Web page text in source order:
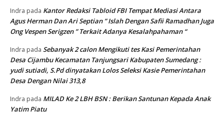
Indra pada Kantor Redaksi Tabloid FBI Tempat Mediasi Antara
Agus Herman Dan Ari Septian ” Islah Dengan Safii Ramadhan Juga
Ong Vespen Serigzen ” Terkait Adanya Kesalahpahaman “
Indra pada Sebanyak 2 calon Mengikuti tes Kasi Pemerintahan
Desa Cijambu Kecamatan Tanjungsari Kabupaten Sumedang :
yudi sutiadi, S.Pd dinyatakan Lolos Seleksi Kasie Pemerintahan
Desa Dengan Nilai 313,8
Indra pada MILAD Ke 2 LBH BSN : Berikan Santunan Kepada Anak
Yatim Piatu